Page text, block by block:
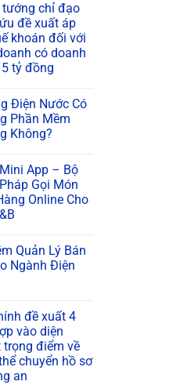
tướng chỉ đạo
đề xuất áp
khoán đối với
có doanh
tỷ đồng
Điện Nước Có
Phần Mềm
Không?
App – Bộ
Gọi Món
Online Cho
Quản Lý Bán
Ngành Điện
đề xuất 4
vào diện
điểm về
chuyển hồ sơ
an